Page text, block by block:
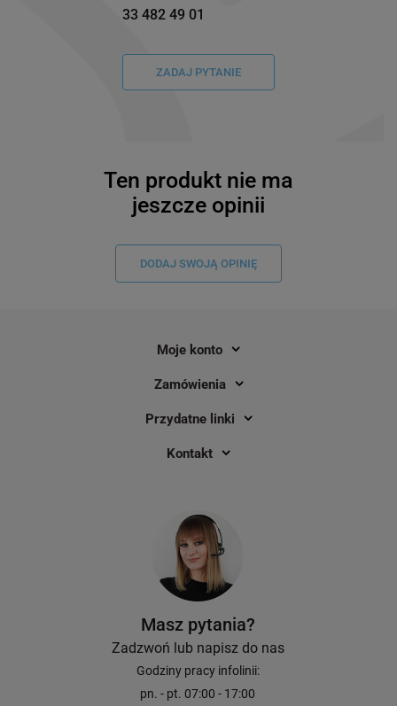
33 482 49 01
ZADAJ PYTANIE
Ten produkt nie ma
jeszcze opinii
DODAJ SWOJĄ OPINIĘ
Moje konto
Zamówienia
Przydatne linki
Kontakt
Masz pytania?
Zadzwoń lub napisz do nas
Godziny pracy infolinii:
pn. - pt. 07:00 - 17:00